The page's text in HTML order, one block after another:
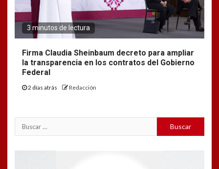
3 minutos de lectura
Firma Claudia Sheinbaum decreto para ampliar
la transparencia en los contratos del Gobierno
Federal
2 días atrás Redacción
Buscar: